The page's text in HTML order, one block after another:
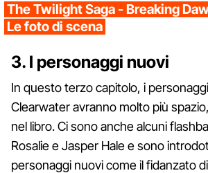
The Twilight Saga - Breaking
Le foto di scena
3. I personaggi nuovi
In questo terzo capitolo, i
Clearwater avranno molto più
nel libro. Ci sono anche alcuni
Rosalie e Jasper Hale e sono
personaggi nuovi come il fidanzato